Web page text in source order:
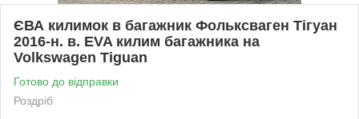
ЄВА килимок в багажник Фольксваген Тігуан
2016-н. в. EVA килим багажника на
Volkswagen Tiguan
Готово до відправки
Роздріб